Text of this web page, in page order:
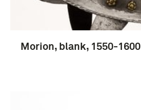
Morion, blank, 1550-1600